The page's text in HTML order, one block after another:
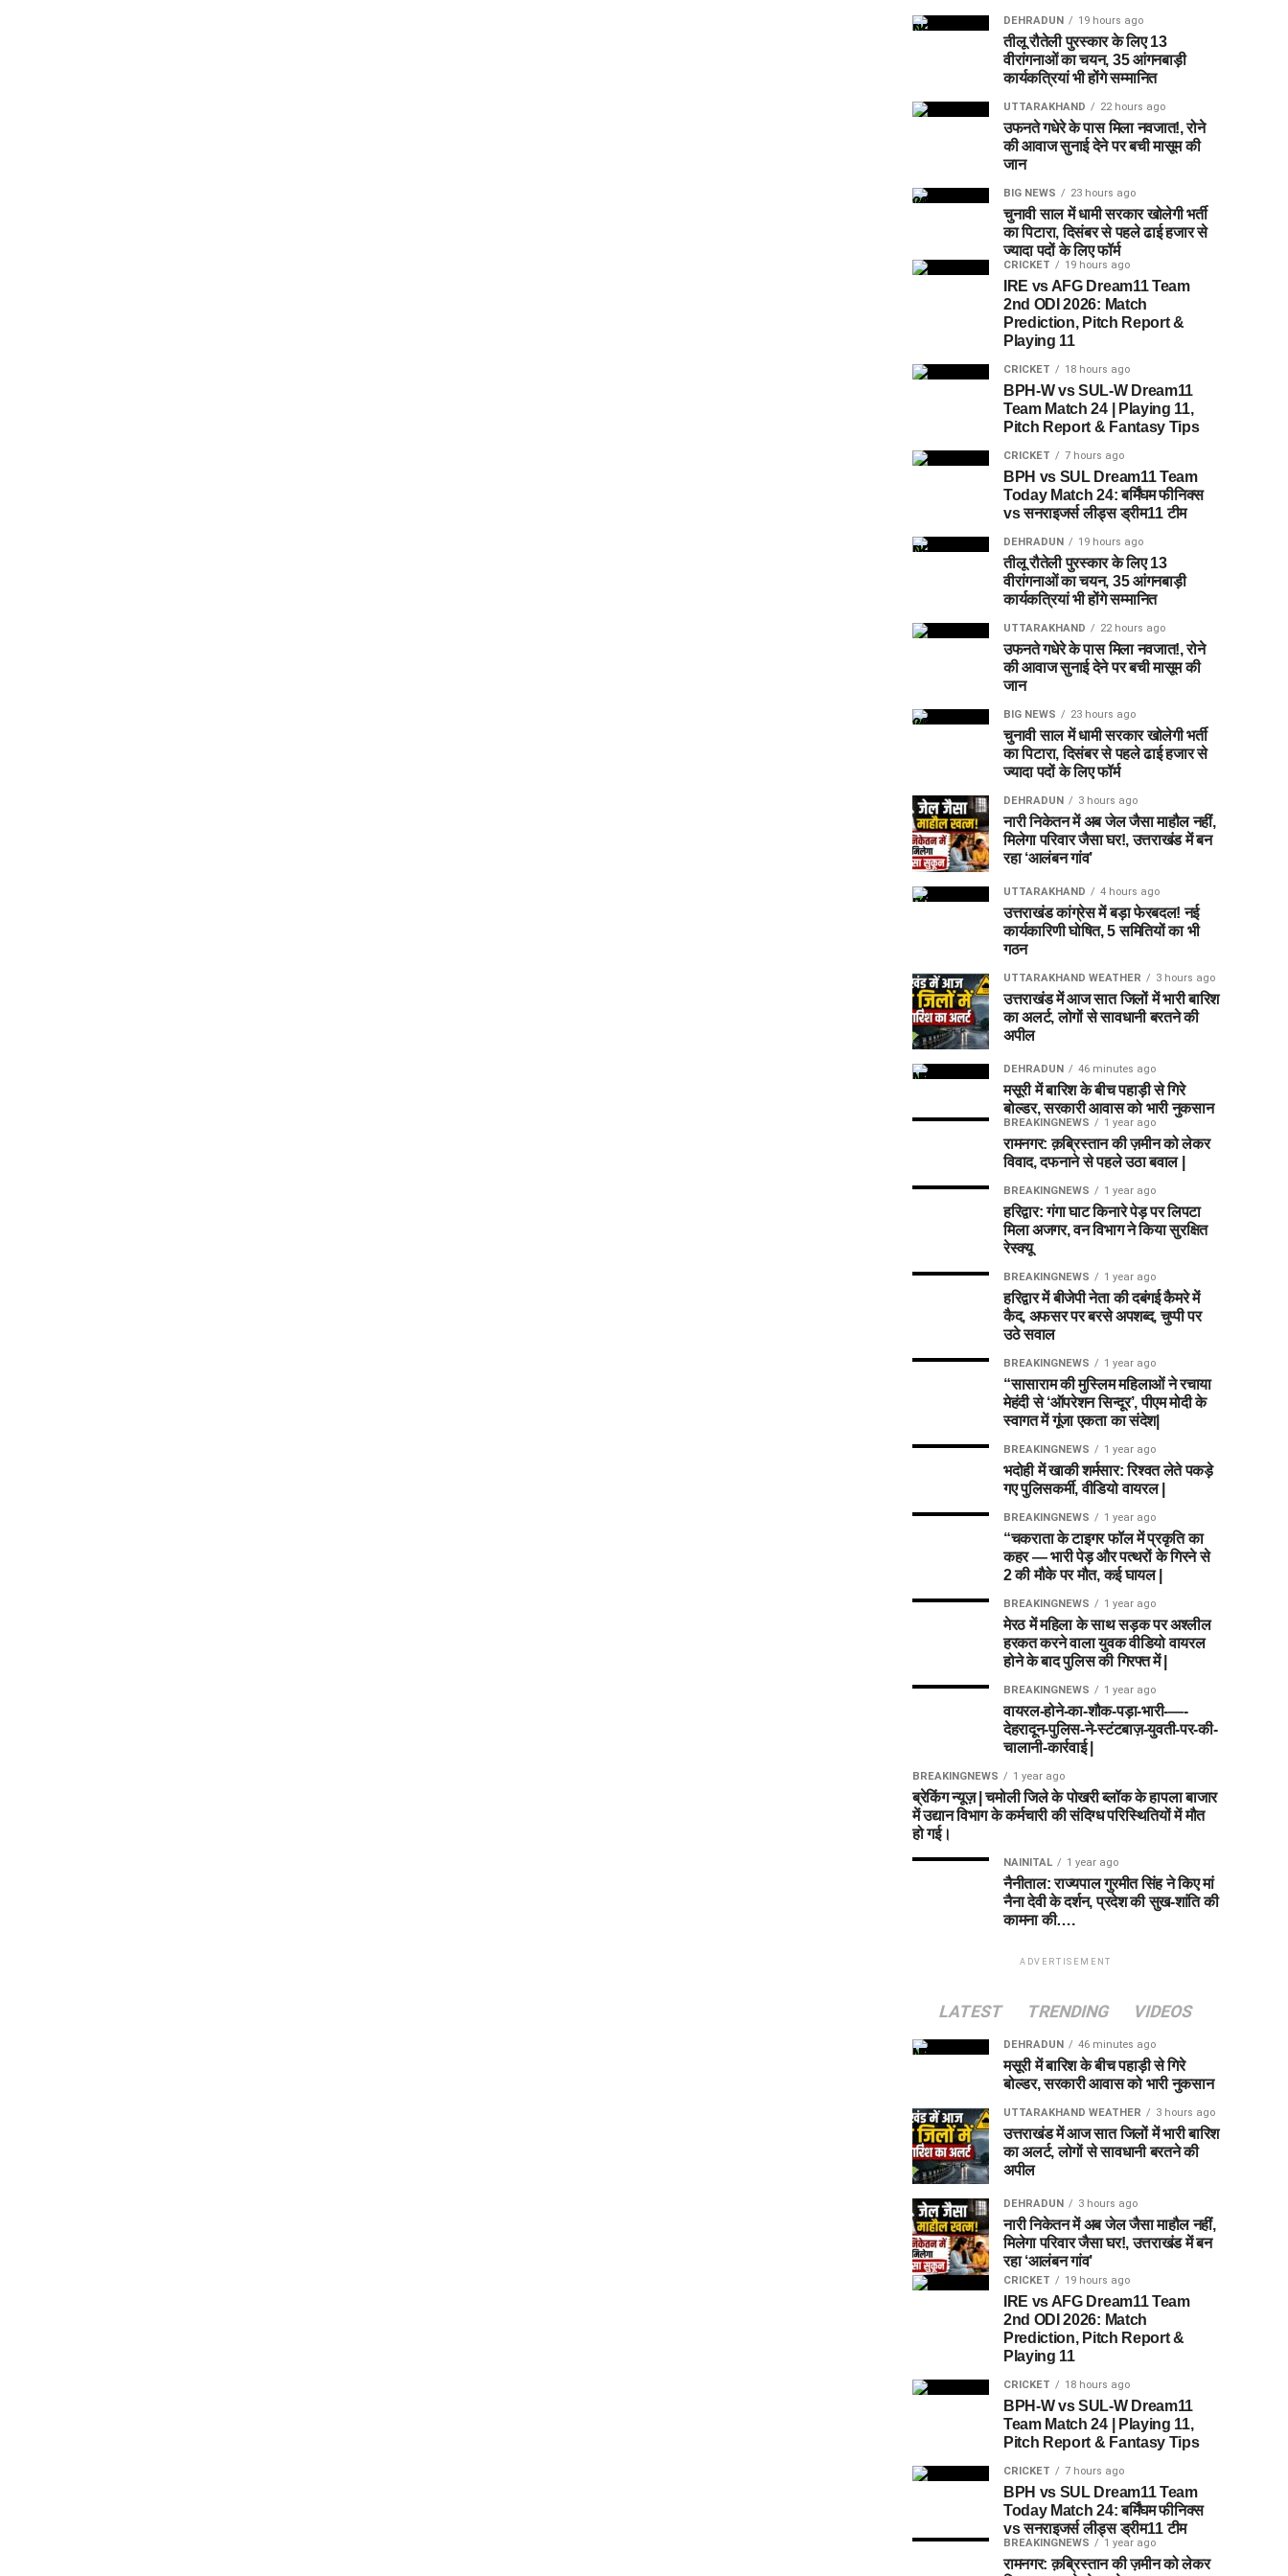
DEHRADUN 19 hours ago
तीलू रौतेली पुरस्कार के लिए 13
वीरांगनाओं का चयन, 35 आंगनबाड़ी
कार्यकत्रियां भी होंगे सम्मानित
UTTARAKHAND 22 hours ago
उफनते गधेरे के पास मिला नवजात!, रोने
की आवाज सुनाई देने पर बची मासूम की
जान
BIG NEWS 23 hours ago
चुनावी साल में धामी सरकार खोलेगी भर्ती
का पिटारा, दिसंबर से पहले ढाई हजार से
ज्यादा पदों के लिए फॉर्म
CRICKET 19 hours ago
IRE vs AFG Dream11 Team
2nd ODI 2026: Match
Prediction, Pitch Report &
Playing 11
CRICKET 18 hours ago
BPH-W vs SUL-W Dream11
Team Match 24 | Playing 11,
Pitch Report & Fantasy Tips
CRICKET 7 hours ago
BPH vs SUL Dream11 Team
Today Match 24: बर्मिंघम फीनिक्स
vs सनराइजर्स लीड्स ड्रीम11 टीम
DEHRADUN 19 hours ago
तीलू रौतेली पुरस्कार के लिए 13
वीरांगनाओं का चयन, 35 आंगनबाड़ी
कार्यकत्रियां भी होंगे सम्मानित
UTTARAKHAND 22 hours ago
उफनते गधेरे के पास मिला नवजात!, रोने
की आवाज सुनाई देने पर बची मासूम की
जान
BIG NEWS 23 hours ago
चुनावी साल में धामी सरकार खोलेगी भर्ती
का पिटारा, दिसंबर से पहले ढाई हजार से
ज्यादा पदों के लिए फॉर्म
DEHRADUN 3 hours ago
नारी निकेतन में अब जेल जैसा माहौल नहीं,
मिलेगा परिवार जैसा घर!, उत्तराखंड में बन
रहा ‘आलंबन गांव’
UTTARAKHAND 4 hours ago
उत्तराखंड कांग्रेस में बड़ा फेरबदल! नई
कार्यकारिणी घोषित, 5 समितियों का भी
गठन
UTTARAKHAND WEATHER 3 hours ago
उत्तराखंड में आज सात जिलों में भारी बारिश
का अलर्ट, लोगों से सावधानी बरतने की
अपील
DEHRADUN 46 minutes ago
मसूरी में बारिश के बीच पहाड़ी से गिरे
बोल्डर, सरकारी आवास को भारी नुकसान
BREAKINGNEWS 1 year ago
रामनगर: क़ब्रिस्तान की ज़मीन को लेकर
विवाद, दफनाने से पहले उठा बवाल |
BREAKINGNEWS 1 year ago
हरिद्वार: गंगा घाट किनारे पेड़ पर लिपटा
मिला अजगर, वन विभाग ने किया सुरक्षित
रेस्क्यू
BREAKINGNEWS 1 year ago
हरिद्वार में बीजेपी नेता की दबंगई कैमरे में
कैद, अफसर पर बरसे अपशब्द, चुप्पी पर
उठे सवाल
BREAKINGNEWS 1 year ago
“सासाराम की मुस्लिम महिलाओं ने रचाया
मेहंदी से ‘ऑपरेशन सिन्दूर’, पीएम मोदी के
स्वागत में गूंजा एकता का संदेश|
BREAKINGNEWS 1 year ago
भदोही में खाकी शर्मसार: रिश्वत लेते पकड़े
गए पुलिसकर्मी, वीडियो वायरल |
BREAKINGNEWS 1 year ago
“चकराता के टाइगर फॉल में प्रकृति का
कहर — भारी पेड़ और पत्थरों के गिरने से
2 की मौके पर मौत, कई घायल |
BREAKINGNEWS 1 year ago
मेरठ में महिला के साथ सड़क पर अश्लील
हरकत करने वाला युवक वीडियो वायरल
होने के बाद पुलिस की गिरफ्त में |
BREAKINGNEWS 1 year ago
वायरल-होने-का-शौक-पड़ा-भारी-—-
देहरादून-पुलिस-ने-स्टंटबाज़-युवती-पर-की-
चालानी-कार्रवाई |
BREAKINGNEWS 1 year ago
ब्रेकिंग न्यूज़ | चमोली जिले के पोखरी ब्लॉक के हापला बाजार
में उद्यान विभाग के कर्मचारी की संदिग्ध परिस्थितियों में मौत
हो गई।
NAINITAL 1 year ago
नैनीताल: राज्यपाल गुरमीत सिंह ने किए मां
नैना देवी के दर्शन, प्रदेश की सुख-शांति की
कामना की….
ADVERTISEMENT
LATEST TRENDING VIDEOS
DEHRADUN 46 minutes ago
मसूरी में बारिश के बीच पहाड़ी से गिरे
बोल्डर, सरकारी आवास को भारी नुकसान
UTTARAKHAND WEATHER 3 hours ago
उत्तराखंड में आज सात जिलों में भारी बारिश
का अलर्ट, लोगों से सावधानी बरतने की
अपील
DEHRADUN 3 hours ago
नारी निकेतन में अब जेल जैसा माहौल नहीं,
मिलेगा परिवार जैसा घर!, उत्तराखंड में बन
रहा ‘आलंबन गांव’
CRICKET 19 hours ago
IRE vs AFG Dream11 Team
2nd ODI 2026: Match
Prediction, Pitch Report &
Playing 11
CRICKET 18 hours ago
BPH-W vs SUL-W Dream11
Team Match 24 | Playing 11,
Pitch Report & Fantasy Tips
CRICKET 7 hours ago
BPH vs SUL Dream11 Team
Today Match 24: बर्मिंघम फीनिक्स
vs सनराइजर्स लीड्स ड्रीम11 टीम
BREAKINGNEWS 1 year ago
रामनगर: क़ब्रिस्तान की ज़मीन को लेकर